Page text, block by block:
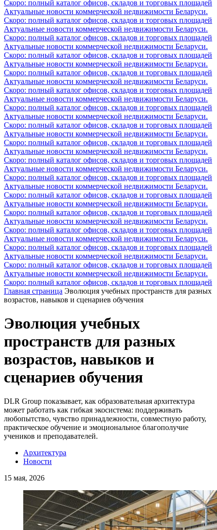
Скоро: полный каталог офисов, складов и торговых площадей
Актуальные новости коммерческой недвижимости Беларуси.
Скоро: полный каталог офисов, складов и торговых площадей
Актуальные новости коммерческой недвижимости Беларуси.
Скоро: полный каталог офисов, складов и торговых площадей
Актуальные новости коммерческой недвижимости Беларуси.
Скоро: полный каталог офисов, складов и торговых площадей
Актуальные новости коммерческой недвижимости Беларуси.
Скоро: полный каталог офисов, складов и торговых площадей
Актуальные новости коммерческой недвижимости Беларуси.
Скоро: полный каталог офисов, складов и торговых площадей
Актуальные новости коммерческой недвижимости Беларуси.
Скоро: полный каталог офисов, складов и торговых площадей
Актуальные новости коммерческой недвижимости Беларуси.
Скоро: полный каталог офисов, складов и торговых площадей
Актуальные новости коммерческой недвижимости Беларуси.
Скоро: полный каталог офисов, складов и торговых площадей
Актуальные новости коммерческой недвижимости Беларуси.
Скоро: полный каталог офисов, складов и торговых площадей
Актуальные новости коммерческой недвижимости Беларуси.
Скоро: полный каталог офисов, складов и торговых площадей
Актуальные новости коммерческой недвижимости Беларуси.
Скоро: полный каталог офисов, складов и торговых площадей
Актуальные новости коммерческой недвижимости Беларуси.
Скоро: полный каталог офисов, складов и торговых площадей
Актуальные новости коммерческой недвижимости Беларуси.
Скоро: полный каталог офисов, складов и торговых площадей
Актуальные новости коммерческой недвижимости Беларуси.
Скоро: полный каталог офисов, складов и торговых площадей
Актуальные новости коммерческой недвижимости Беларуси.
Скоро: полный каталог офисов, складов и торговых площадей
Актуальные новости коммерческой недвижимости Беларуси.
Скоро: полный каталог офисов, складов и торговых площадей
Главная страница Эволюция учебных пространств для разных
возрастов, навыков и сценариев обучения
Эволюция учебных
пространств для разных
возрастов, навыков и
сценариев обучения
DLR Group показывает, как образовательная архитектура
может работать как гибкая экосистема: поддерживать
любопытство, чувство принадлежности, совместную работу,
практическое обучение и эмоциональное благополучие
учеников и преподавателей.
Архитектура
Новости
15 мая, 2026